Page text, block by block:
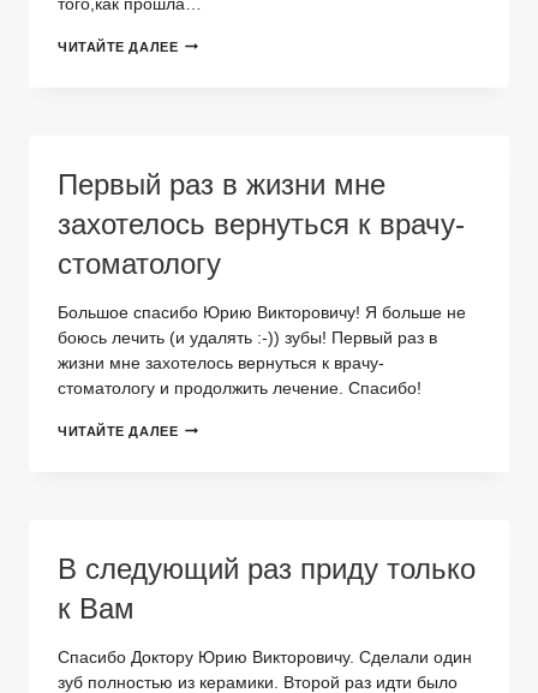
ЧИТАЙТЕ ДАЛЕЕ Я
Первый раз в жизни мне
захотелось вернуться к врачу-
стоматологу
Большое спасибо Юрию Викторовичу! Я больше не
боюсь лечить (и удалять :-)) зубы! Первый раз в
жизни мне захотелось вернуться к врачу-
стоматологу и продолжить лечение. Спасибо!
ЧИТАЙТЕ ДАЛЕЕ ПЕРВЫЙ
К
ВРАЧУ-
В следующий раз приду только
к Вам
Спасибо Доктору Юрию Викторовичу. Сделали один
зуб полностью из керамики. Второй раз идти было